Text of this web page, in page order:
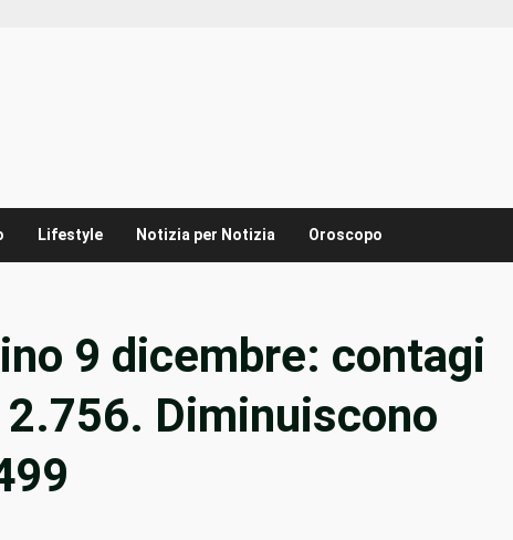
Lifestyle Notizia per Notizia Oroscopo
9 dicembre: contagi
Diminuiscono